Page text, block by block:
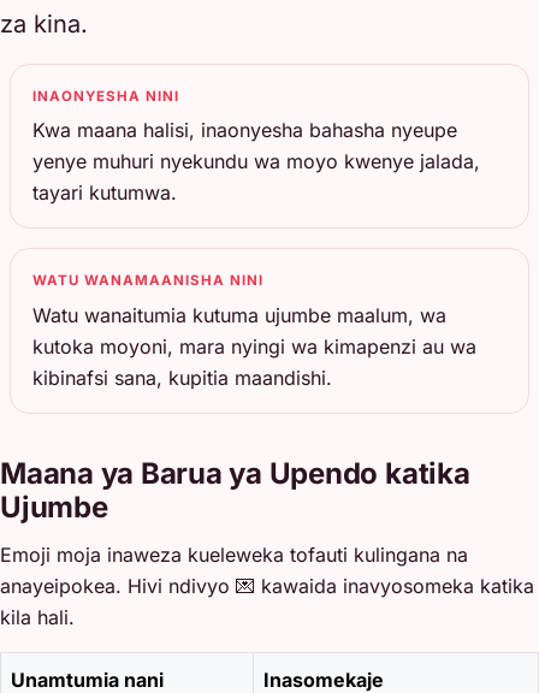
za kina.
INAONYESHA NINI
Kwa maana halisi, inaonyesha bahasha nyeupe
yenye muhuri nyekundu wa moyo kwenye jalada,
tayari kutumwa.
WATU WANAMAANISHA NINI
Watu wanaitumia kutuma ujumbe maalum, wa
kutoka moyoni, mara nyingi wa kimapenzi au wa
kibinafsi sana, kupitia maandishi.
Maana ya Barua ya Upendo katika
Ujumbe
Emoji moja inaweza kueleweka tofauti kulingana na
anayeipokea. Hivi ndivyo 💌 kawaida inavyosomeka katika
kila hali.
Unamtumia nani Inasomekaje